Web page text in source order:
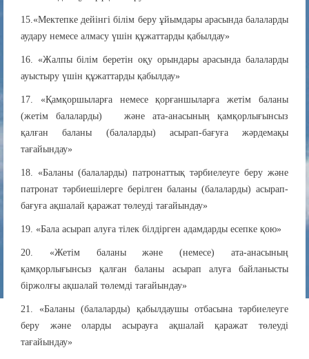
15.«Мектепке дейінгі білім беру ұйымдары арасында балаларды
аудару немесе алмасу үшін құжаттарды қабылдау»
16. «Жалпы білім беретін оқу орындары арасында балаларды
ауыстыру үшін құжаттарды қабылдау»
17. «Қамқоршыларға немесе қорғаншыларға жетім баланы
(жетім балаларды) және ата-анасының қамқорлығынсыз
қалған баланы (балаларды) асырап-бағуға жәрдемақы
тағайындау»
18. «Баланы (балаларды) патронаттық тәрбиелеуге беру және
патронат тәрбиешiлерге берiлген баланы (балаларды) асырап-
бағуға ақшалай қаражат төлеуді тағайындау»
19. «Бала асырап алуға тілек білдірген адамдарды есепке қою»
20. «Жетім баланы және (немесе) ата-анасының
қамқорлығынсыз қалған баланы асырап алуға байланысты
біржолғы ақшалай төлемді тағайындау»
21. «Баланы (балаларды) қабылдаушы отбасына тәрбиелеуге
беру және оларды асырауға ақшалай қаражат төлеуді
тағайындау»